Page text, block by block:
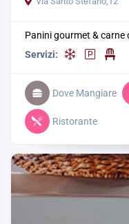
Panini gourmet &
Servizi:
Dove Mangiare
Ristorante